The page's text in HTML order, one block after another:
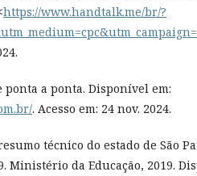
https://www.handtalk.me/br/?
ponta a ponta. Disponível em:
. Acesso em: 24 nov. 2024.
técnico do estado de São
Ministério da Educação, 2019.